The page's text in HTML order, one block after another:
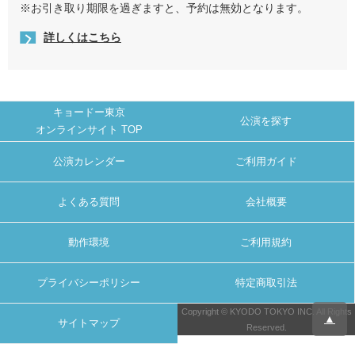
※お引き取り期限を過ぎますと、予約は無効となります。
詳しくはこちら
▲
キョードー東京
オンラインサイト TOP
公演を探す
公演カレンダー ご利用ガイド
よくある質問 会社概要
動作環境 ご利用規約
プライバシーポリシー 特定商取引法
サイトマップ
Copyright © KYODO TOKYO INC. All Rights
Reserved.